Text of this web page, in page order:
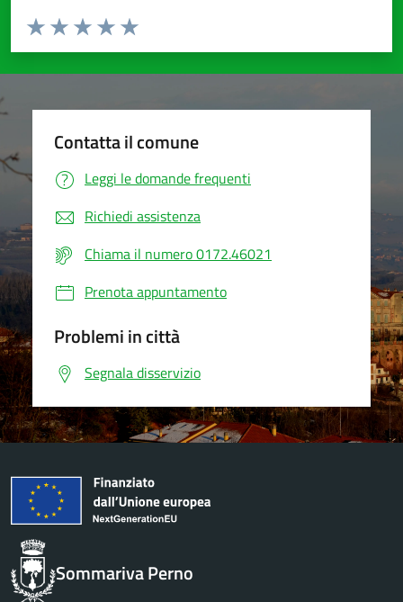
Valuta da 1 a 5 stelle la pagina
Valuta 5 stelle su 5
Valuta 4 stelle su 5
Valuta 3 stelle su 5
Valuta 2 stelle su 5
Valuta 1 stelle su 5
Contatta il comune
Leggi le domande frequenti
Richiedi assistenza
Chiama il numero 0172.46021
Prenota appuntamento
Problemi in città
Segnala disservizio
Sommariva Perno